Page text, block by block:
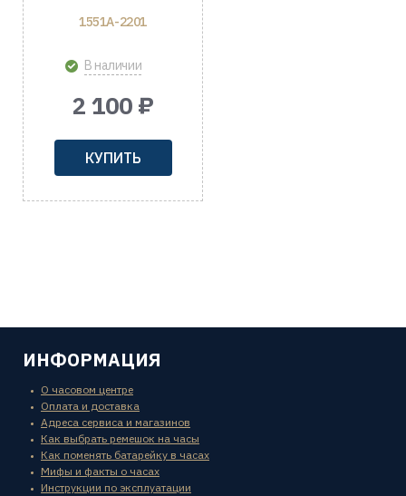
1551A-2201
В наличии
2 100 ₽
КУПИТЬ
ИНФОРМАЦИЯ
О часовом центре
Оплата и доставка
Адреса сервиса и магазинов
Как выбрать ремешок на часы
Как поменять батарейку в часах
Мифы и факты о часах
Инструкции по эксплуатации